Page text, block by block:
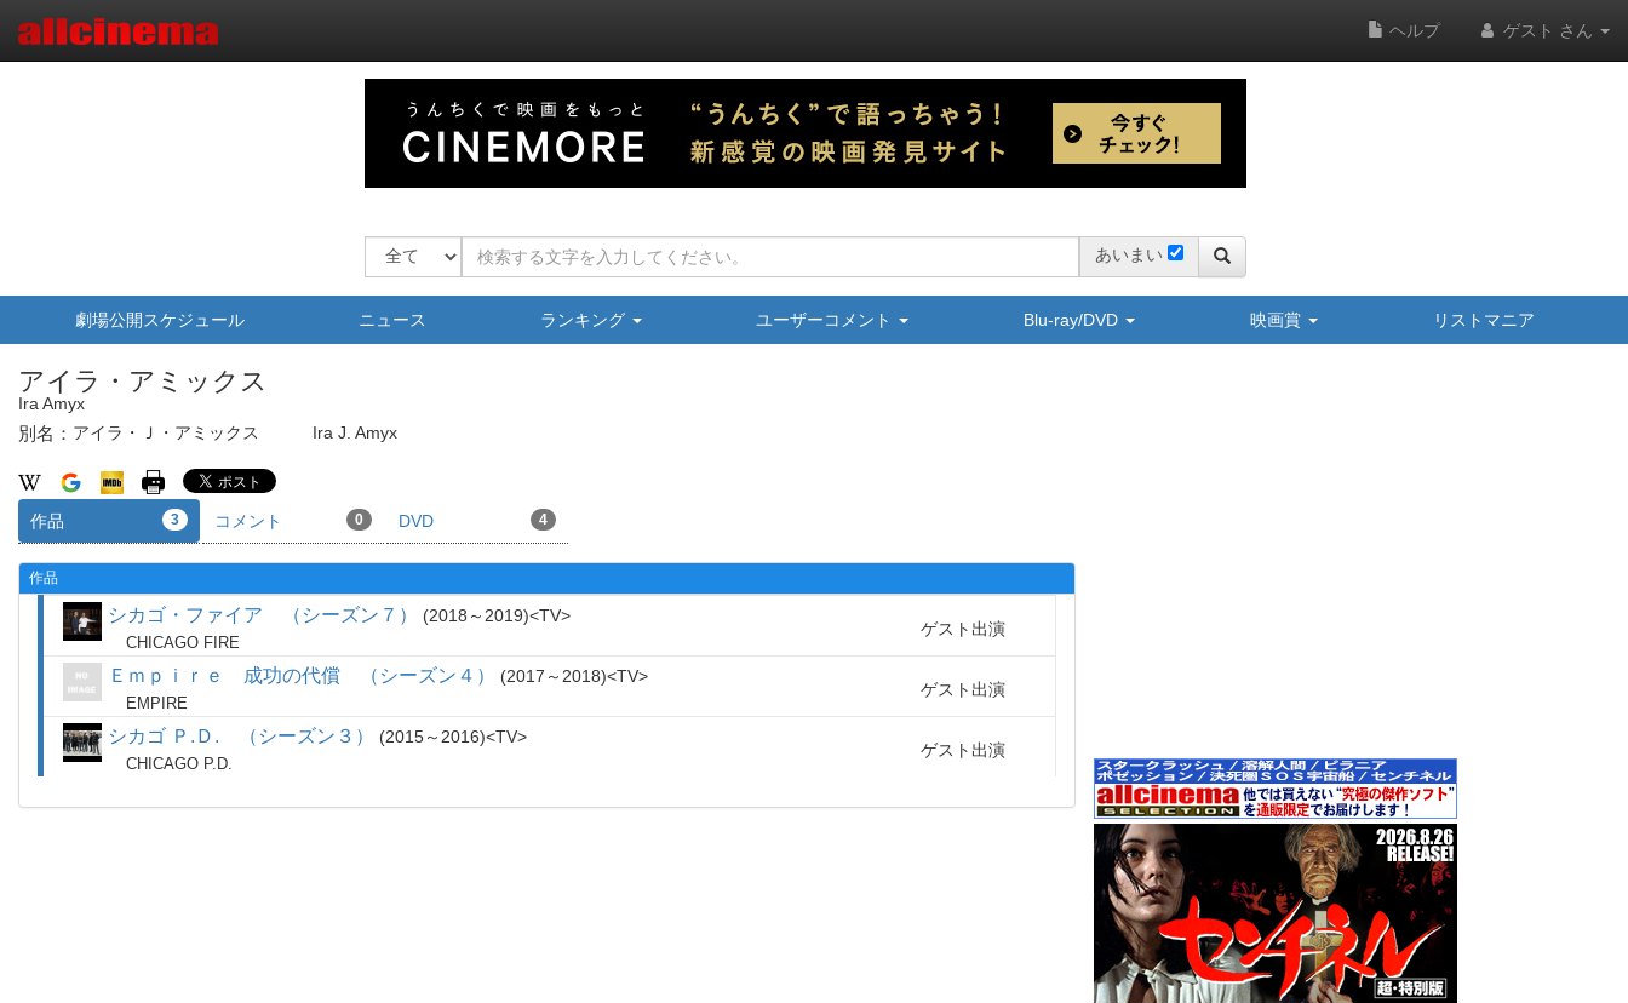
ヘルプ ゲスト さん
あいまい
劇場公開スケジュール ニュース ランキング ユーザーコメント Blu-ray/DVD 映画賞 リストマニア
アイラ・アミックス
Ira Amyx
別名： アイラ・Ｊ・アミックス Ira J. Amyx
作品 3 コメント 0 DVD 4
作品
シカゴ・ファイア （シーズン７） 2018～2019 TV
CHICAGO FIRE
ゲスト出演
Ｅｍｐｉｒｅ 成功の代償 （シーズン４） 2017～2018 TV
EMPIRE
ゲスト出演
シカゴ Ｐ.Ｄ. （シーズン３） 2015～2016 TV
CHICAGO P.D.
ゲスト出演